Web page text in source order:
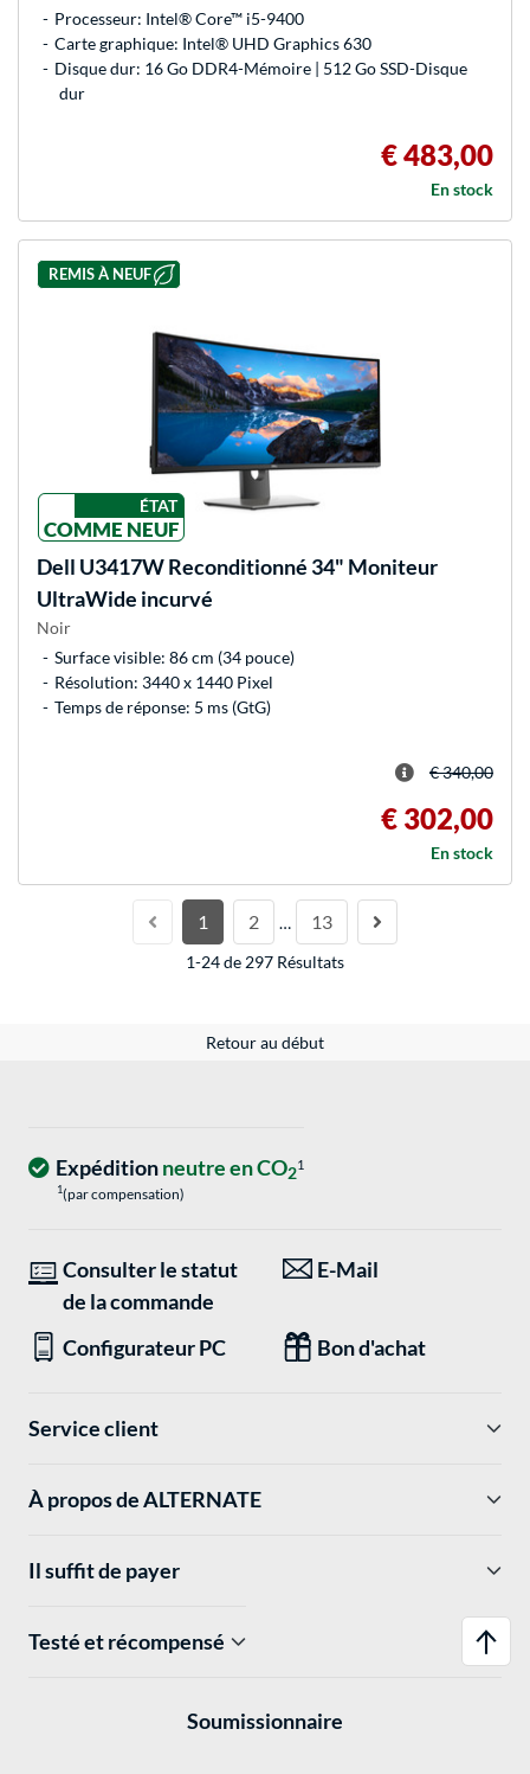
Processeur: Intel® Core™ i5-9400
Carte graphique: Intel® UHD Graphics 630
Disque dur: 16 Go DDR4-Mémoire | 512 Go SSD-Disque
dur
€ 483,00
En stock
REMIS À NEUF
ÉTAT
COMME NEUF
Dell U3417W Reconditionné 34" Moniteur
UltraWide incurvé
Noir
Surface visible: 86 cm (34 pouce)
Résolution: 3440 x 1440 Pixel
Temps de réponse: 5 ms (GtG)
€ 340,00
€ 302,00
En stock
1 2 … 13
1-24 de 297 Résultats
Retour au début
Expéditionneutre en CO21
1(par compensation)
Consulter le statut
de la commande
E-Mail
Configurateur PC Bon d'achat
Service client
À propos de ALTERNATE
Il suffit de payer
Testé et récompensé
Soumissionnaire